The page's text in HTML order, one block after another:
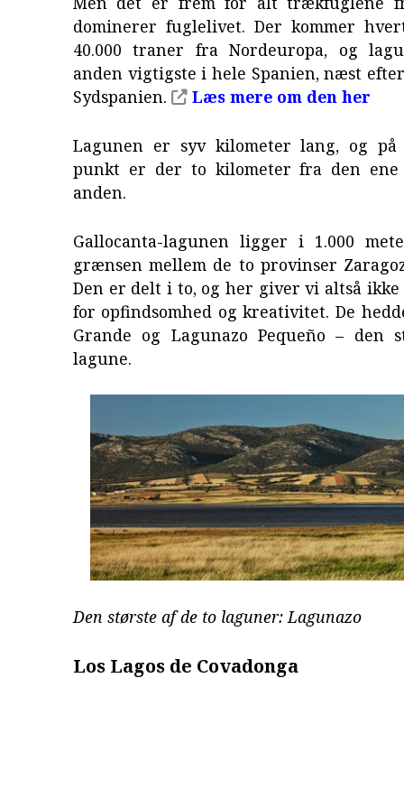
dominerer fuglelivet. Der kommer
40.000 traner fra Nordeuropa, og
anden vigtigste i hele Spanien, næst
Sydspanien.
Læs mere om den her
Lagunen er syv kilometer lang, og på
punkt er der to kilometer fra den
anden.
Gallocanta-lagunen ligger i 1.000
grænsen mellem de to provinser
Den er delt i to, og her giver vi altså
for opfindsomhed og kreativitet. De
Grande og Lagunazo Pequeño – den
lagune.
Den største af de to laguner: Lagunazo
Los Lagos de Covadonga